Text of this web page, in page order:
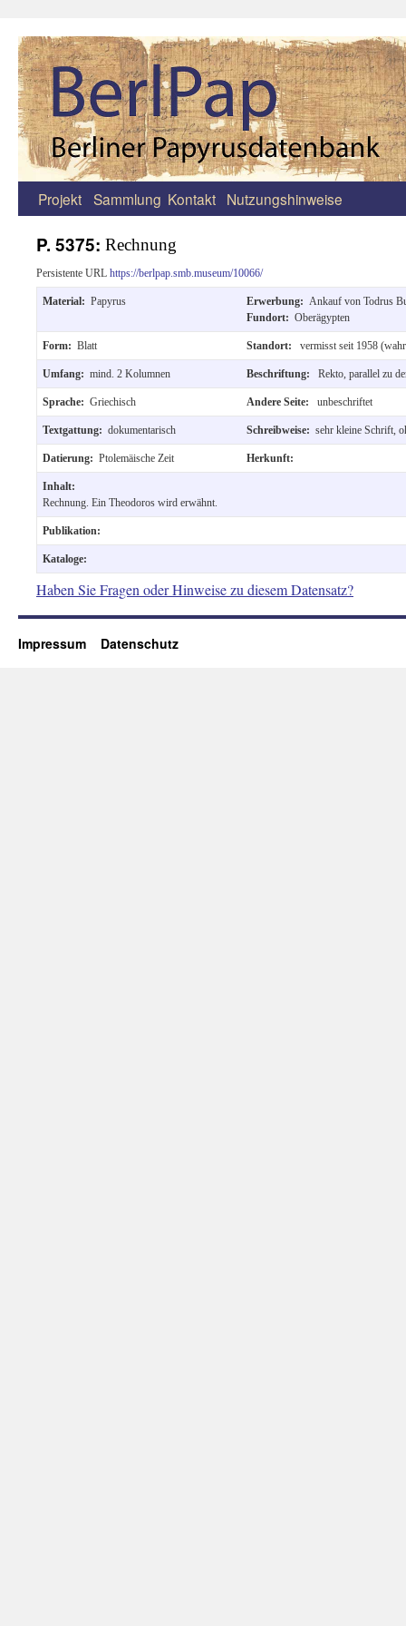
Zum
springen
Projekt Sammlung Kontakt Nutzungshinweise
P. 5375: Rechnung
Persistente URL https://berlpap.smb.museum/10066/
Material: Papyrus Erwerbung: Ankauf von Todrus
Fundort: Oberägypten
Form: Blatt Standort: vermisst seit 1958
Umfang: mind. 2 Kolumnen Beschriftung: Rekto, parallel zu
Sprache: Griechisch Andere Seite: unbeschriftet
Textgattung: dokumentarisch Schreibweise: sehr kleine Schrift,
Datierung: Ptolemäische Zeit Herkunft:
Inhalt:
Rechnung. Ein Theodoros wird erwähnt.
Publikation:
Kataloge:
Haben Sie Fragen oder Hinweise zu diesem Datensatz?
Impressum Datenschutz